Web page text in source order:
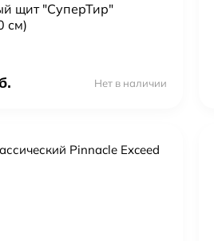
щит "СуперТир"
см)
Нет в наличии